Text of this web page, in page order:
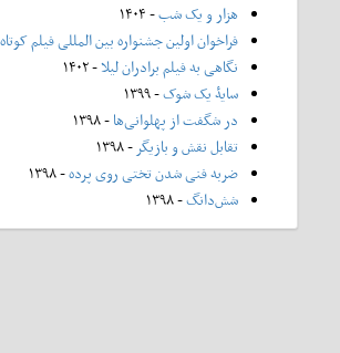
هزار و یک شب- ۱۴۰۴
فراخوان اولین جشنواره بین المللی فیلم
نگاهی به فیلم برادران لیلا- ۱۴۰۲
سایۀ یک شوک- ۱۳۹۹
در شگفت از پهلوانی‌ها- ۱۳۹۸
تقابل نقش و بازیگر - ۱۳۹۸
ضربه فنی شدن تختی روی پرده- ۱۳۹۸
شش‌دانگ- ۱۳۹۸